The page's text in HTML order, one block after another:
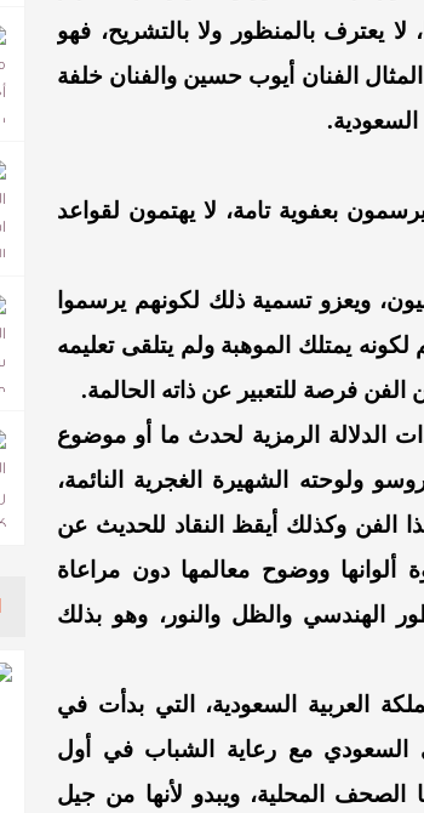
يعترف بالمنظور ولا بالتشريح، فهو
الفنان أيوب حسين والفنان خلفة
بعفوية تامة، لا يهتمون لقواعد
ويعزو تسمية ذلك لكونهم يرسموا
يمتلك الموهبة ولم يتلقى تعليمه
فرصة للتعبير عن ذاته الحالمة.
الدلالة الرمزية لحدث ما أو موضوع
ولوحته الشهيرة الغجرية النائمة،
الفن وكذلك أيقظ النقاد للحديث عن
ألوانها ووضوح معالمها دون مراعاة
الهندسي والظل والنور، وهو بذلك
العربية السعودية، التي بدأت في
السعودي مع رعاية الشباب في أول
وكتبت عنها الصحف المحلية، ويبدو لأنها من جيل